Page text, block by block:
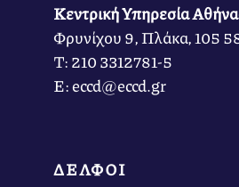
Κεντρική Υπηρεσία
Φρυνίχου 9, Πλάκα, 105
Τ: 210 3312781-5
Ε: eccd@eccd.gr
ΔΕΛΦΟΙ